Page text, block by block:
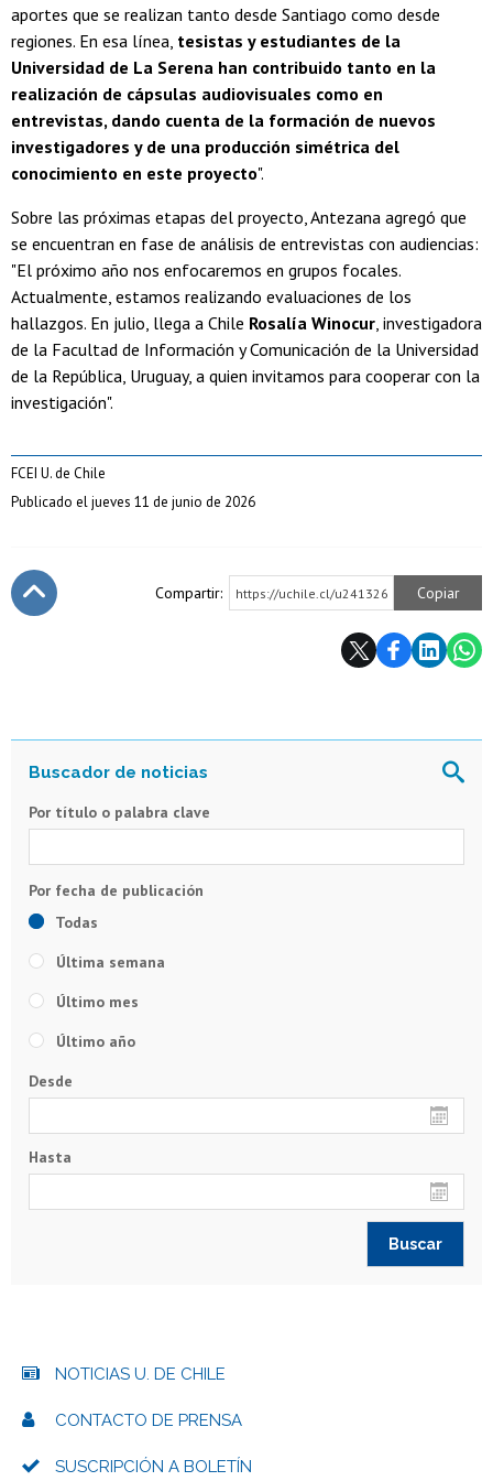
aportes que se realizan tanto desde Santiago como desde
regiones. En esa línea, tesistas y estudiantes de la
Universidad de La Serena han contribuido tanto en la
realización de cápsulas audiovisuales como en
entrevistas, dando cuenta de la formación de nuevos
investigadores y de una producción simétrica del
conocimiento en este proyecto".
Sobre las próximas etapas del proyecto, Antezana agregó que
se encuentran en fase de análisis de entrevistas con audiencias:
"El próximo año nos enfocaremos en grupos focales.
Actualmente, estamos realizando evaluaciones de los
hallazgos. En julio, llega a Chile Rosalía Winocur, investigadora
de la Facultad de Información y Comunicación de la Universidad
de la República, Uruguay, a quien invitamos para cooperar con la
investigación".
FCEI U. de Chile
Publicado el jueves 11 de junio de 2026
Compartir: https://uchile.cl/u241326 Copiar
Por título o palabra clave
Todas
Última semana
Último mes
Último año
Desde
Hasta
NOTICIAS U. DE CHILE
CONTACTO DE PRENSA
SUSCRIPCIÓN A BOLETÍN